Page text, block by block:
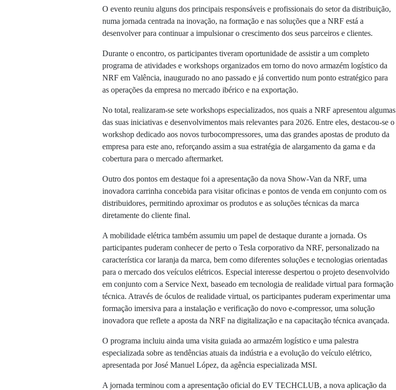
O evento reuniu alguns dos principais responsáveis e profissionais do setor da distribuição,
numa jornada centrada na inovação, na formação e nas soluções que a NRF está a
desenvolver para continuar a impulsionar o crescimento dos seus parceiros e clientes.
Durante o encontro, os participantes tiveram oportunidade de assistir a um completo
programa de atividades e workshops organizados em torno do novo armazém logístico da
NRF em Valência, inaugurado no ano passado e já convertido num ponto estratégico para
as operações da empresa no mercado ibérico e na exportação.
No total, realizaram-se sete workshops especializados, nos quais a NRF apresentou algumas
das suas iniciativas e desenvolvimentos mais relevantes para 2026. Entre eles, destacou-se o
workshop dedicado aos novos turbocompressores, uma das grandes apostas de produto da
empresa para este ano, reforçando assim a sua estratégia de alargamento da gama e da
cobertura para o mercado aftermarket.
Outro dos pontos em destaque foi a apresentação da nova Show-Van da NRF, uma
inovadora carrinha concebida para visitar oficinas e pontos de venda em conjunto com os
distribuidores, permitindo aproximar os produtos e as soluções técnicas da marca
diretamente do cliente final.
A mobilidade elétrica também assumiu um papel de destaque durante a jornada. Os
participantes puderam conhecer de perto o Tesla corporativo da NRF, personalizado na
característica cor laranja da marca, bem como diferentes soluções e tecnologias orientadas
para o mercado dos veículos elétricos. Especial interesse despertou o projeto desenvolvido
em conjunto com a Service Next, baseado em tecnologia de realidade virtual para formação
técnica. Através de óculos de realidade virtual, os participantes puderam experimentar uma
formação imersiva para a instalação e verificação do novo e-compressor, uma solução
inovadora que reflete a aposta da NRF na digitalização e na capacitação técnica avançada.
O programa incluiu ainda uma visita guiada ao armazém logístico e uma palestra
especializada sobre as tendências atuais da indústria e a evolução do veículo elétrico,
apresentada por José Manuel López, da agência especializada MSI.
A jornada terminou com a apresentação oficial do EV TECHCLUB, a nova aplicação da